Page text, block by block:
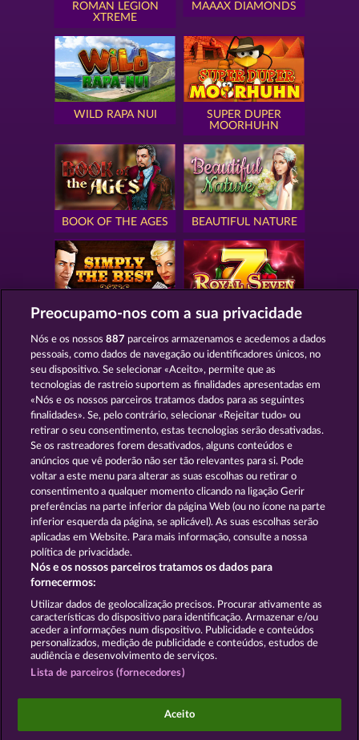
ROMAN LEGION
XTREME
MAAAX DIAMONDS
WILD RAPA NUI
SUPER DUPER
MOORHUHN
BOOK OF THE AGES BEAUTIFUL NATURE
SIMPLY THE BEST ROYAL SEVEN
GOLDEN EI OF
MOORHUHN
FOREVER
DIAMONDS
Mostrar todos os jogos
Termos e Condições
Declaração de Privacidade Marca
Empresa Perguntas frequentes Facebook
Enviar pedido de rescisão
Os jogos do Casino social destinam-se apenas a fins
de entretenimento e não têm qualquer influência
Preocupamo-nos com a sua privacidade
Nós e os nossos887 parceiros armazenamos e acedemos a dados
pessoais, como dados de navegação ou identificadores únicos, no
seu dispositivo. Se selecionar «Aceito», permite que as
tecnologias de rastreio suportem as finalidades apresentadas em
«Nós e os nossos parceiros tratamos dados para as seguintes
finalidades». Se, pelo contrário, selecionar «Rejeitar tudo» ou
retirar o seu consentimento, estas tecnologias serão desativadas.
Se os rastreadores forem desativados, alguns conteúdos e
anúncios que vê poderão não ser tão relevantes para si. Pode
voltar a este menu para alterar as suas escolhas ou retirar o
consentimento a qualquer momento clicando na ligação Gerir
preferências na parte inferior da página Web (ou no ícone na parte
inferior esquerda da página, se aplicável). As suas escolhas serão
aplicadas em Website. Para mais informação, consulte a nossa
política de privacidade.
Nós e os nossos parceiros tratamos os dados para
fornecermos:
Utilizar dados de geolocalização precisos. Procurar ativamente as
características do dispositivo para identificação. Armazenar e/ou
aceder a informações num dispositivo. Publicidade e conteúdos
personalizados, medição de publicidade e conteúdos, estudos de
audiência e desenvolvimento de serviços.
Lista de parceiros (fornecedores)
Aceito